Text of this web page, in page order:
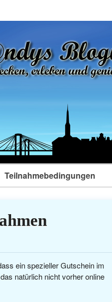
Teilnahmebedingungen
ein spezieller Gutschein im
natürlich nicht vorher online